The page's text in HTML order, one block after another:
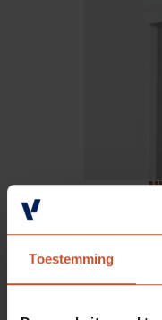
Toestemming
BESCHIKBARE